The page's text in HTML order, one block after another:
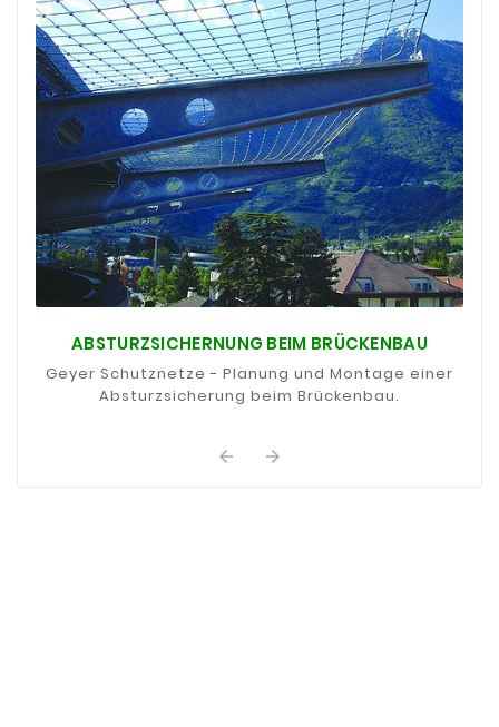
ABSTURZSICHERNUNG BEIM BRÜCKENBAU
Geyer Schutznetze - Planung und Montage einer
Absturzsicherung beim Brückenbau.
arrow_back arrow_forward